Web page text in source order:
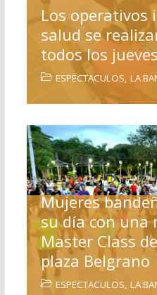
Los operativos
salud se
todos los
ESPECTACULOS, LA
Mujeres
su día con
Master Class
plaza Belgrano
ESPECTACULOS, LA